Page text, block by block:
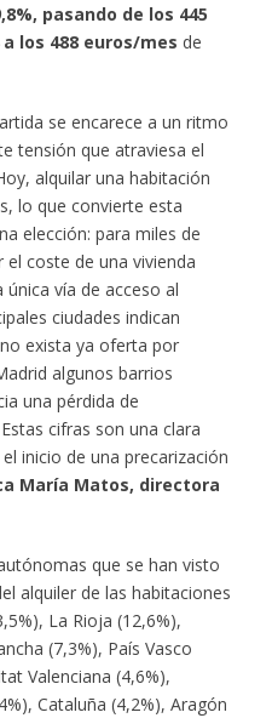
pasando de los 445
los 488 euros/mes de
se encarece a un ritmo
tensión que atraviesa el
alquilar una habitación
lo que convierte esta
elección: para miles de
coste de una vivienda
vía de acceso al
ciudades indican
exista ya oferta por
algunos barrios
una pérdida de
cifras son una clara
inicio de una precarización
María Matos, directora
que se han visto
alquiler de las habitaciones
La Rioja (12,6%),
(7,3%), País Vasco
Valenciana (4,6%),
Cataluña (4,2%), Aragón